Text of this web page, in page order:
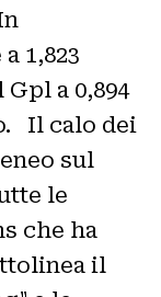
1,823
a 0,894
Il calo dei
sul
le
che ha
il